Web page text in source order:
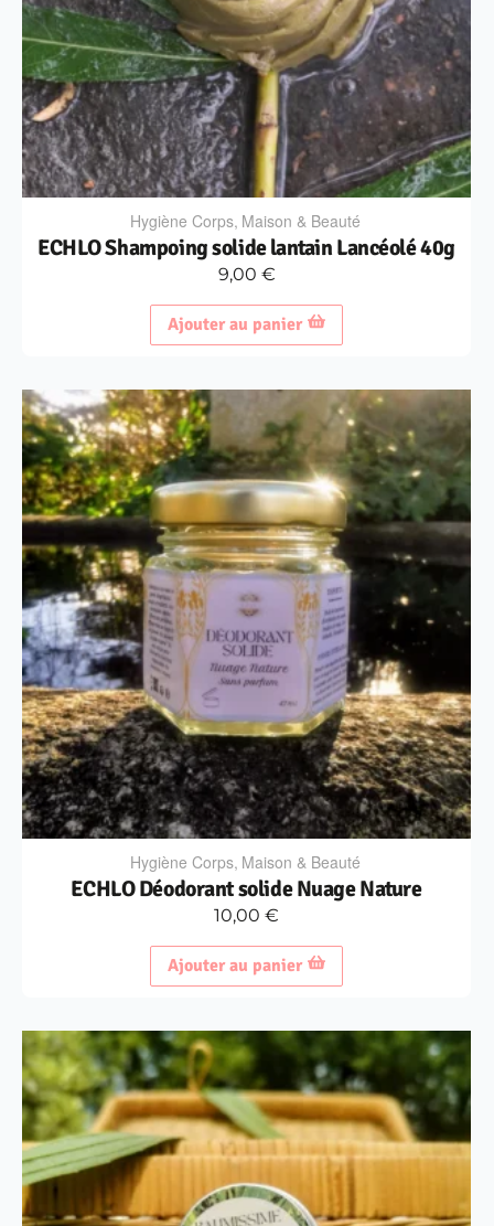
Hygiène Corps, Maison & Beauté
ECHLO Shampoing solide lantain Lancéolé 40g
9,00 €
Ajouter au panier
Hygiène Corps, Maison & Beauté
ECHLO Déodorant solide Nuage Nature
10,00 €
Ajouter au panier